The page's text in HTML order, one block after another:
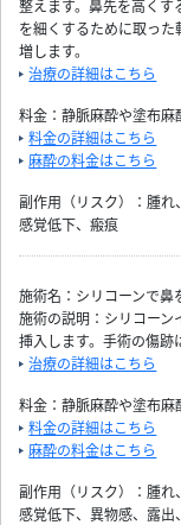
整えます。鼻先を高くす
を細くするために取っ
増します。
治療の詳細はこちら
料金：静脈麻酔や塗布麻
料金の詳細はこちら
麻酔の料金はこちら
副作用（リスク）：腫れ
感覚低下、瘢痕
施術名：シリコーンで鼻
施術の説明：シリコーン
挿入します。手術の傷跡
治療の詳細はこちら
料金：静脈麻酔や塗布麻
料金の詳細はこちら
麻酔の料金はこちら
副作用（リスク）：腫れ
感覚低下、異物感、露出